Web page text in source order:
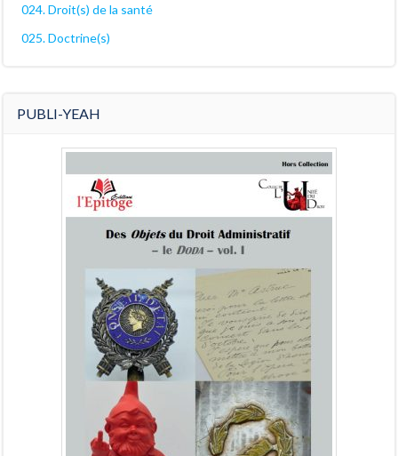
024. Droit(s) de la santé
025. Doctrine(s)
PUBLI-YEAH